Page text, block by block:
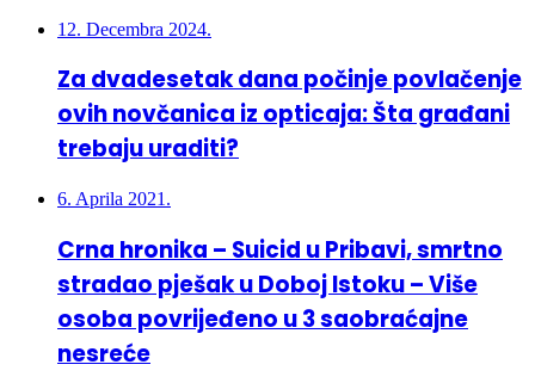
12. Decembra 2024.
Za dvadesetak dana počinje povlačenje
ovih novčanica iz opticaja: Šta građani
trebaju uraditi?
6. Aprila 2021.
Crna hronika – Suicid u Pribavi, smrtno
stradao pješak u Doboj Istoku – Više
osoba povrijeđeno u 3 saobraćajne
nesreće